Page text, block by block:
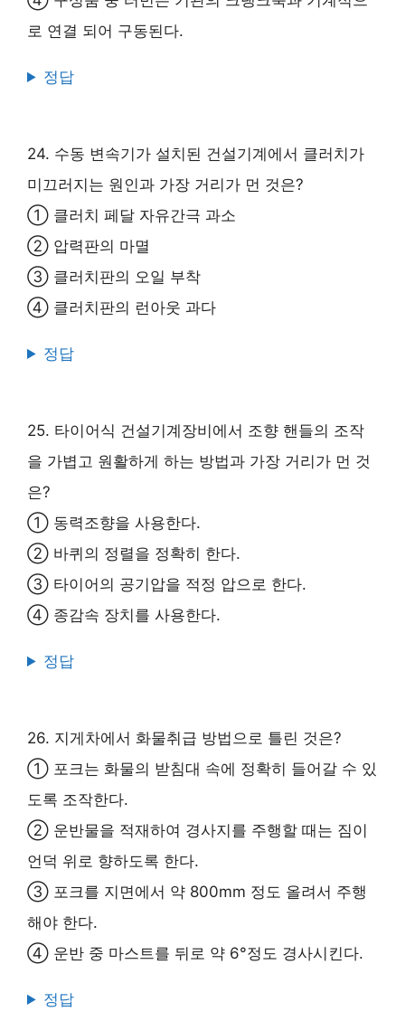
로 연결 되어 구동된다.
정답
24. 수동 변속기가 설치된 건설기계에서 클러치가
미끄러지는 원인과 가장 거리가 먼 것은?
① 클러치 페달 자유간극 과소
② 압력판의 마멸
③ 클러치판의 오일 부착
④ 클러치판의 런아웃 과다
정답
25. 타이어식 건설기계장비에서 조향 핸들의 조작
을 가볍고 원활하게 하는 방법과 가장 거리가 먼 것
은?
① 동력조향을 사용한다.
② 바퀴의 정렬을 정확히 한다.
③ 타이어의 공기압을 적정 압으로 한다.
④ 종감속 장치를 사용한다.
정답
26. 지게차에서 화물취급 방법으로 틀린 것은?
① 포크는 화물의 받침대 속에 정확히 들어갈 수 있
도록 조작한다.
② 운반물을 적재하여 경사지를 주행할 때는 짐이
언덕 위로 향하도록 한다.
③ 포크를 지면에서 약 800mm 정도 올려서 주행
해야 한다.
④ 운반 중 마스트를 뒤로 약 6°정도 경사시킨다.
정답